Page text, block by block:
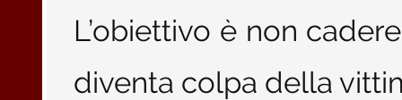
L’obiettivo è non
diventa colpa della